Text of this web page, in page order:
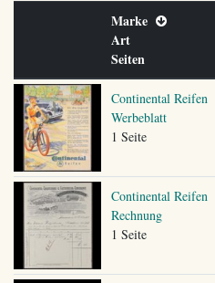
Marke
Art
Seiten
Continental Reifen
Werbeblatt
1 Seite
Continental Reifen
Rechnung
1 Seite